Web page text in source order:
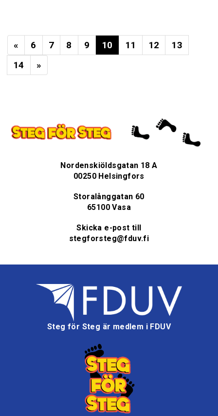
« 6 7 8 9 10 11 12
13
14
»
Nordenskiöldsgatan 18 A
00250 Helsingfors
Storalånggatan 60
65100 Vasa
Skicka e-post till
stegforsteg@fduv.fi
Steg för Steg är medlem i FDUV